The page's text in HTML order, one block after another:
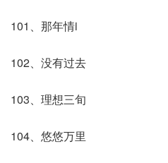
101、那年情i
102、没有过去
103、理想三旬
104、悠悠万里